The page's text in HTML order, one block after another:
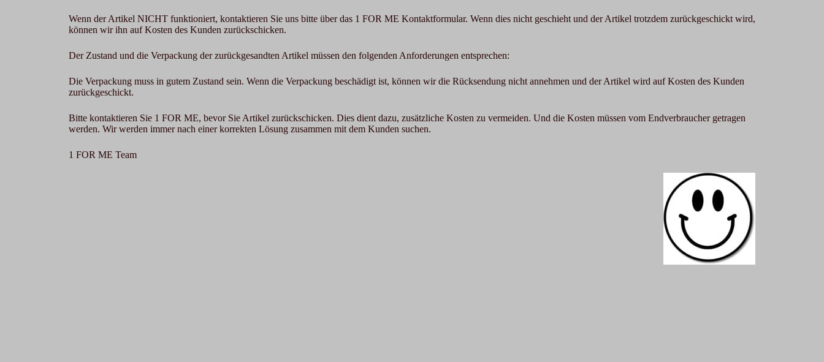
Wenn der Artikel NICHT funktioniert, kontaktieren Sie uns bitte über das 1 FOR ME Kontaktformular. Wenn dies nicht geschieht und der Artikel trotzdem zurückgeschickt wird,
können wir ihn auf Kosten des Kunden zurückschicken.
Der Zustand und die Verpackung der zurückgesandten Artikel müssen den folgenden Anforderungen entsprechen:
Die Verpackung muss in gutem Zustand sein. Wenn die Verpackung beschädigt ist, können wir die Rücksendung nicht annehmen und der Artikel wird auf Kosten des Kunden
zurückgeschickt.
Bitte kontaktieren Sie 1 FOR ME, bevor Sie Artikel zurückschicken. Dies dient dazu, zusätzliche Kosten zu vermeiden. Und die Kosten müssen vom Endverbraucher getragen
werden. Wir werden immer nach einer korrekten Lösung zusammen mit dem Kunden suchen.
1 FOR ME Team